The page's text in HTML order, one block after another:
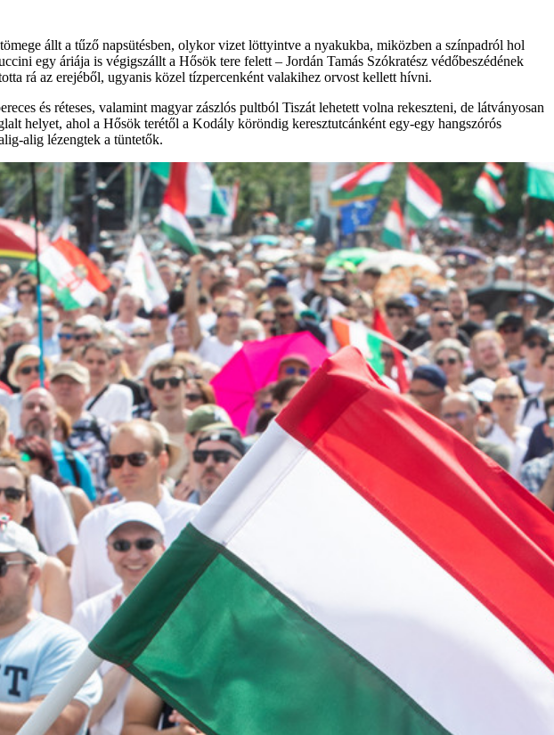
állt a tűző napsütésben, olykor vizet löttyintve a nyakukba, miközben a színpadról hol
egy áriája is végigszállt a Hősök tere felett – Jordán Tamás Szókratész védőbeszédének
rá az erejéből, ugyanis közel tízpercenként valakihez orvost kellett hívni.
és réteses, valamint magyar zászlós pultból Tiszát lehetett volna rekeszteni, de látványosan
helyet, ahol a Hősök terétől a Kodály köröndig keresztutcánként egy-egy hangszórós
alig lézengtek a tüntetők.